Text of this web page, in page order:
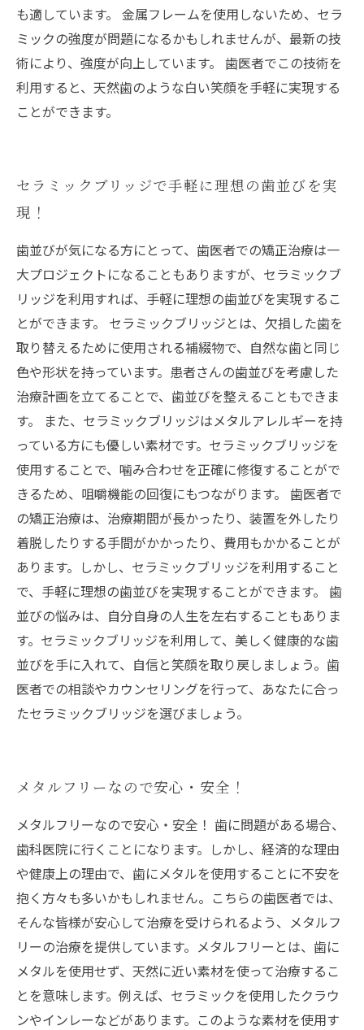
も適しています。 金属フレームを使用しないため、セラ
ミックの強度が問題になるかもしれませんが、最新の技
術により、強度が向上しています。 歯医者でこの技術を
利用すると、天然歯のような白い笑顔を手軽に実現する
ことができます。
セラミックブリッジで手軽に理想の歯並びを実
現！
歯並びが気になる方にとって、歯医者での矯正治療は一
大プロジェクトになることもありますが、セラミックブ
リッジを利用すれば、手軽に理想の歯並びを実現するこ
とができます。 セラミックブリッジとは、欠損した歯を
取り替えるために使用される補綴物で、自然な歯と同じ
色や形状を持っています。患者さんの歯並びを考慮した
治療計画を立てることで、歯並びを整えることもできま
す。 また、セラミックブリッジはメタルアレルギーを持
っている方にも優しい素材です。セラミックブリッジを
使用することで、噛み合わせを正確に修復することがで
きるため、咀嚼機能の回復にもつながります。 歯医者で
の矯正治療は、治療期間が長かったり、装置を外したり
着脱したりする手間がかかったり、費用もかかることが
あります。しかし、セラミックブリッジを利用すること
で、手軽に理想の歯並びを実現することができます。 歯
並びの悩みは、自分自身の人生を左右することもありま
す。セラミックブリッジを利用して、美しく健康的な歯
並びを手に入れて、自信と笑顔を取り戻しましょう。歯
医者での相談やカウンセリングを行って、あなたに合っ
たセラミックブリッジを選びましょう。
メタルフリーなので安心・安全！
メタルフリーなので安心・安全！ 歯に問題がある場合、
歯科医院に行くことになります。しかし、経済的な理由
や健康上の理由で、歯にメタルを使用することに不安を
抱く方々も多いかもしれません。こちらの歯医者では、
そんな皆様が安心して治療を受けられるよう、メタルフ
リーの治療を提供しています。メタルフリーとは、歯に
メタルを使用せず、天然に近い素材を使って治療するこ
とを意味します。例えば、セラミックを使用したクラウ
ンやインレーなどがあります。このような素材を使用す